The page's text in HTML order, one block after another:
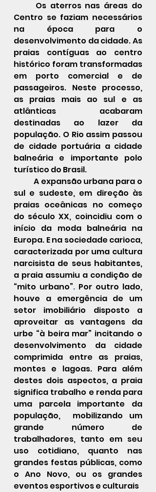
Centro se faziam necessários
na época para o
desenvolvimento da cidade. As
praias contíguas ao centro
histórico foram transformadas
em porto comercial e de
passageiros. Neste processo,
as praias mais ao sul e as
atlânticas acabaram
destinadas ao lazer da
população. O Rio assim passou
de cidade portuária a cidade
balneária e importante polo
turístico do Brasil.
sul e sudeste, em direção às
praias oceânicas no começo
do século XX, coincidiu com o
início da moda balneária na
Europa. E na sociedade carioca,
caracterizada por uma cultura
narcisista de seus habitantes,
a praia assumiu a condição de
“mito urbano”. Por outro lado,
houve a emergência de um
setor imobiliário disposto a
aproveitar as vantagens da
urbe “à beira mar” incitando o
desenvolvimento da cidade
comprimida entre as praias,
montes e lagoas. Para além
destes dois aspectos, a praia
significa trabalho e renda para
uma parcela importante da
população,  mobilizando um
grande número de
trabalhadores, tanto em seu
uso cotidiano, quanto nas
grandes festas públicas, como
o Ano Novo, ou os grandes
eventos esportivos e culturais